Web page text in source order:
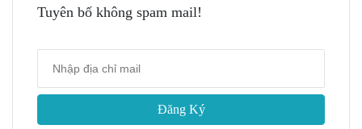
Tuyên bố không spam mail!
Đăng Ký